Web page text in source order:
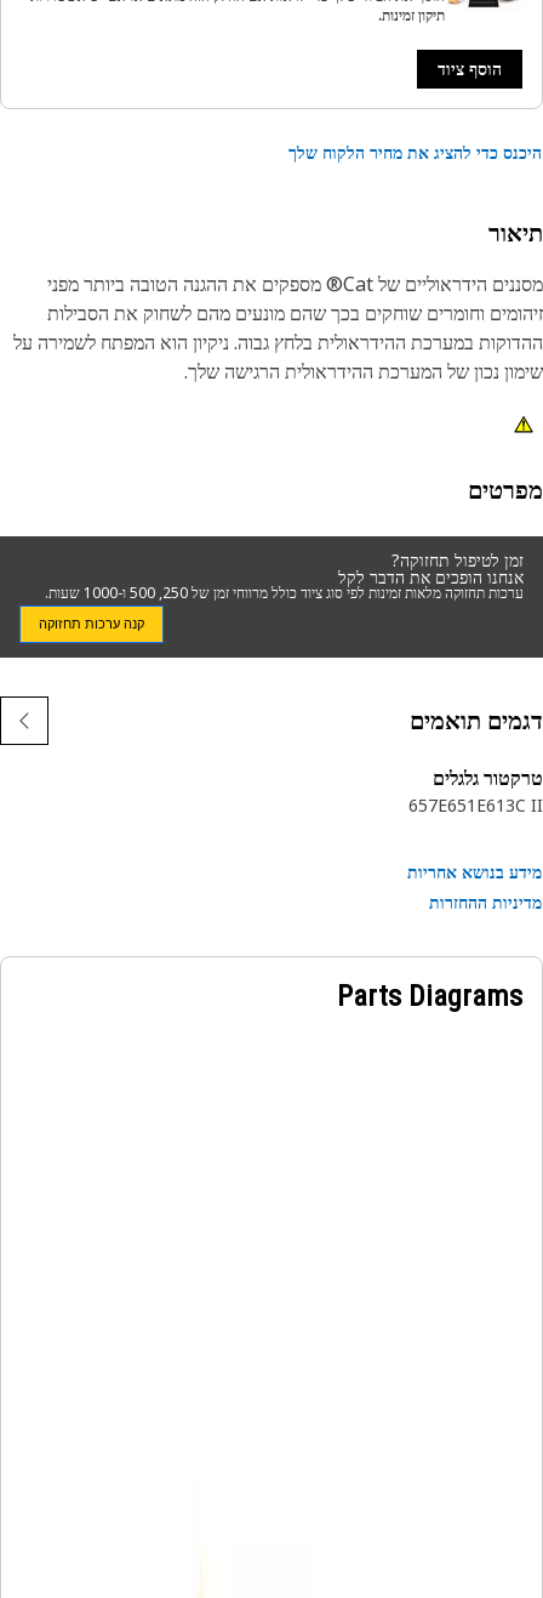
תיקון זמינות.
הוסף ציוד
כדי להציג את מחיר הלקוח שלך
מסננים הידראוליים של Cat® מספקים את ההגנה הטובה ביותר מפני
וחומרים שוחקים בכך שהם מונעים מהם לשחוק את הסבילות
במערכת ההידראולית בלחץ גבוה. ניקיון הוא המפתח לשמירה על
נכון של המערכת ההידראולית הרגישה שלך.
זמן לטיפול תחזוקה?
אנחנו הופכים את הדבר לקל
ערכות תחזוקה מלאות זמינות לפי סוג ציוד כולל מרווחי זמן של 250, 500 ו-1000 שעות.
קנה ערכות תחזוקה
תואמים
גלגלים
651E
657E
בנושא אחריות
ההחזרות
Parts Diagrams